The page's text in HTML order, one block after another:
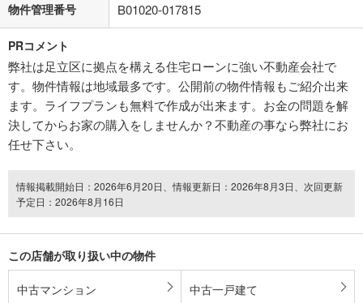
物件管理番号 B01020-017815
PRコメント
弊社は足立区に拠点を構える住宅ローンに強い不動産会社で
す。物件情報は地域最多です。公開前の物件情報もご紹介出来
ます。ライフプランも無料で作成が出来ます。お金の問題を解
決してからお家の購入をしませんか？不動産の事なら弊社にお
任せ下さい。
情報掲載開始日：2026年6月20日、情報更新日：2026年8月3日、次回更新
予定日：2026年8月16日
この店舗が取り扱い中の物件
中古マンション 中古一戸建て